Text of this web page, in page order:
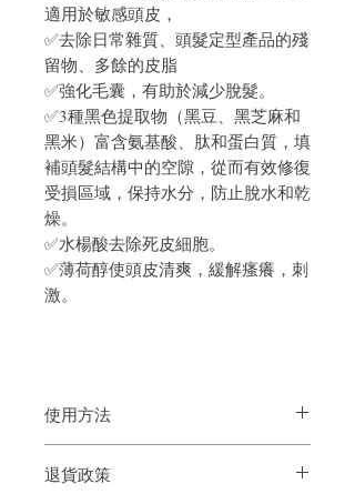
適用於敏感頭皮，
✅去除日常雜質、頭髮定型產品的殘
留物、多餘的皮脂
✅強化毛囊，有助於減少脫髮。
✅3種黑色提取物（黑豆、黑芝麻和
黑米）富含氨基酸、肽和蛋白質，填
補頭髮結構中的空隙，從而有效修復
受損區域，保持水分，防止脫水和乾
燥。
✅水楊酸去除死皮細胞。
✅薄荷醇使頭皮清爽，緩解瘙癢，刺
激。
使用方法
用溫水沖洗乾淨。
退貨政策